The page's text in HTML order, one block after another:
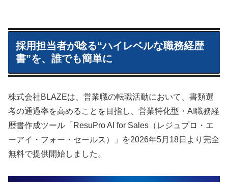
採用担当者が唸る“ハイレベルな職務経歴
書”を、誰でも簡単に
株式会社BLAZEは、営業職の転職活動において、書類選
考の通過率を高めることを目指し、営業特化型・AI職務経
歴書作成ツール「ResuPro AI for Sales（レジュプロ・エ
ーアイ・フォー・セールス）」を2026年5月18日より完全
無料で提供開始しました。